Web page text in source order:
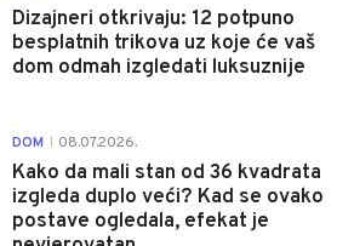
Dizajneri otkrivaju: 12 potpuno
besplatnih trikova uz koje će vaš
dom odmah izgledati luksuznije
DOM 08.07.2026.
Kako da mali stan od 36 kvadrata
izgleda duplo veći? Kad se ovako
postave ogledala, efekat je